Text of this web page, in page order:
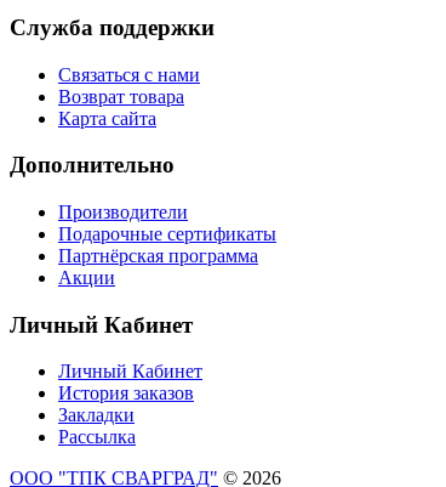
Служба поддержки
Связаться с нами
Возврат товара
Карта сайта
Дополнительно
Производители
Подарочные сертификаты
Партнёрская программа
Акции
Личный Кабинет
Личный Кабинет
История заказов
Закладки
Рассылка
ООО "ТПК СВАРГРАД" © 2026